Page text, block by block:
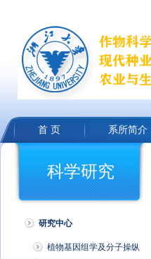
首 页 系所简介
科学研究
研究中心
植物基因组学及分子操纵